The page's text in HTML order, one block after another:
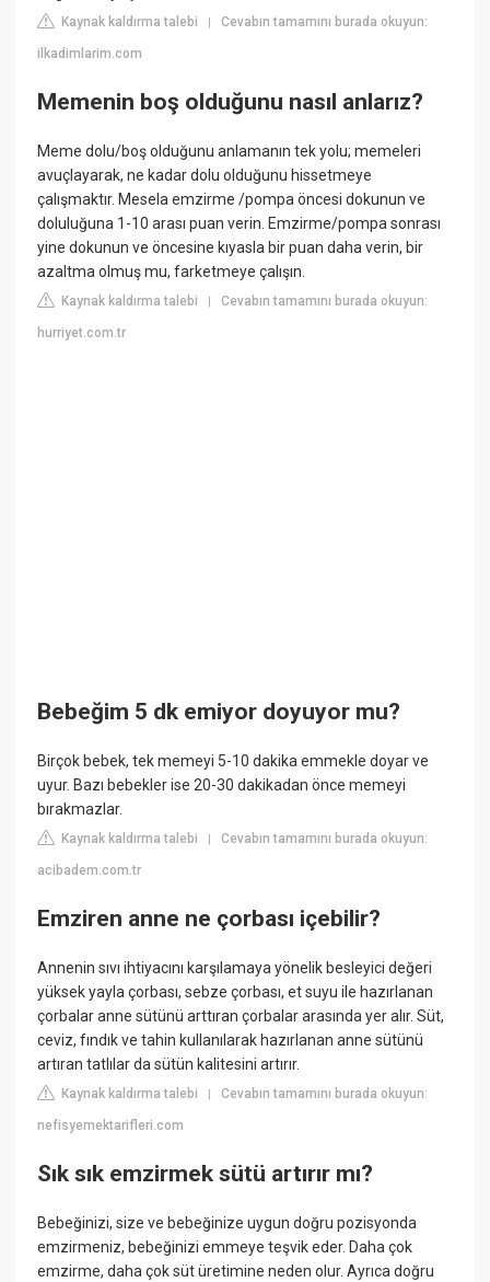
Kaynak kaldırma talebi |Cevabın tamamını burada okuyun:
ilkadimlarim.com
Memenin boş olduğunu nasıl anlarız?
Meme dolu/boş olduğunu anlamanın tek yolu; memeleri
avuçlayarak, ne kadar dolu olduğunu hissetmeye
çalışmaktır. Mesela emzirme /pompa öncesi dokunun ve
doluluğuna 1-10 arası puan verin. Emzirme/pompa sonrası
yine dokunun ve öncesine kıyasla bir puan daha verin, bir
azaltma olmuş mu, farketmeye çalışın.
Kaynak kaldırma talebi |Cevabın tamamını burada okuyun:
hurriyet.com.tr
Bebeğim 5 dk emiyor doyuyor mu?
Birçok bebek, tek memeyi 5-10 dakika emmekle doyar ve
uyur. Bazı bebekler ise 20-30 dakikadan önce memeyi
bırakmazlar.
Kaynak kaldırma talebi |Cevabın tamamını burada okuyun:
acibadem.com.tr
Emziren anne ne çorbası içebilir?
Annenin sıvı ihtiyacını karşılamaya yönelik besleyici değeri
yüksek yayla çorbası, sebze çorbası, et suyu ile hazırlanan
çorbalar anne sütünü arttıran çorbalar arasında yer alır. Süt,
ceviz, fındık ve tahin kullanılarak hazırlanan anne sütünü
artıran tatlılar da sütün kalitesini artırır.
Kaynak kaldırma talebi |Cevabın tamamını burada okuyun:
nefisyemektarifleri.com
Sık sık emzirmek sütü artırır mı?
Bebeğinizi, size ve bebeğinize uygun doğru pozisyonda
emzirmeniz, bebeğinizi emmeye teşvik eder. Daha çok
emzirme, daha çok süt üretimine neden olur. Ayrıca doğru